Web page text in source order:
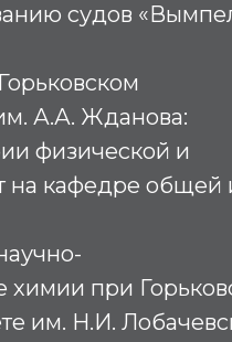
судов
А.А. Жданова:
физической и
на кафедре общей
химии при
им. Н.И.